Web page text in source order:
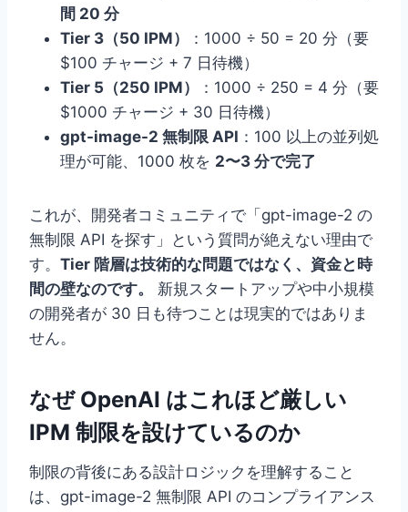
間 20 分
Tier 3（50 IPM）
：1000 ÷ 50 = 20 分（要
$100 チャージ + 7 日待機）
Tier 5（250 IPM）
：1000 ÷ 250 = 4 分（要
$1000 チャージ + 30 日待機）
gpt-image-2 無制限 API ：100 以上の並列処
理が可能、1000 枚を 2〜3 分で完了
これが、開発者コミュニティで「gpt-image-2 の
無制限 API を探す」という質問が絶えない理由で
す。 Tier 階層は技術的な問題ではなく、資金と時
間の壁なのです。
新規スタートアップや中小規模
の開発者が 30 日も待つことは現実的ではありま
せん。
なぜ OpenAI はこれほど厳しい
IPM 制限を設けているのか
制限の背後にある設計ロジックを理解すること
は、gpt-image-2 無制限 API のコンプライアンス